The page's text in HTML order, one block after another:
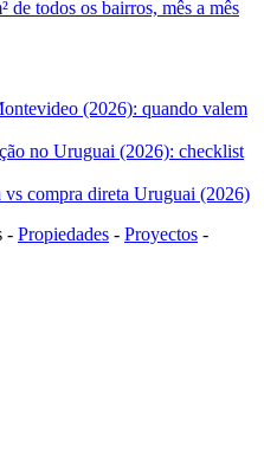
todos os bairros, mês a mês
(2026): quando valem
no Uruguai (2026): checklist
compra direta Uruguai (2026)
- Propiedades - Proyectos -